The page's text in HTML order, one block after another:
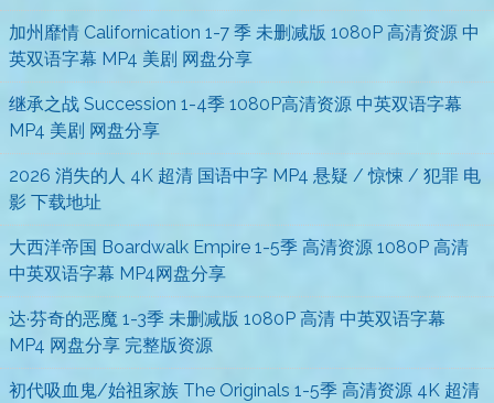
加州靡情 Californication 1-7 季 未删减版 1080P 高清资源 中
英双语字幕 MP4 美剧 网盘分享
继承之战 Succession 1-4季 1080P高清资源 中英双语字幕
MP4 美剧 网盘分享
2026 消失的人 4K 超清 国语中字 MP4 悬疑 / 惊悚 / 犯罪 电
影 下载地址
大西洋帝国 Boardwalk Empire 1-5季 高清资源 1080P 高清
中英双语字幕 MP4网盘分享
达·芬奇的恶魔 1-3季 未删减版 1080P 高清 中英双语字幕
MP4 网盘分享 完整版资源
初代吸血鬼/始祖家族 The Originals 1-5季 高清资源 4K 超清